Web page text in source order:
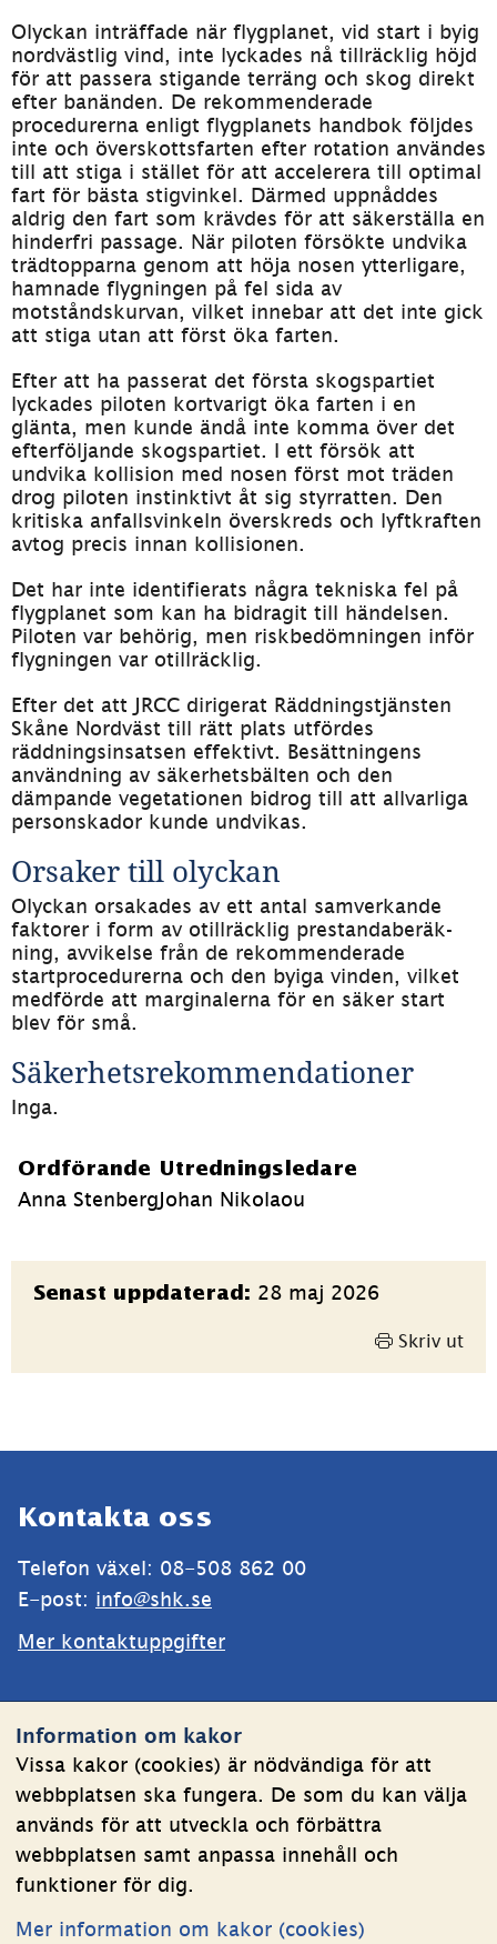
Information om kakor
Vissa kakor (cookies) är nödvändiga för att
webbplatsen ska fungera. De som du kan välja
används för att utveckla och förbättra
webbplatsen samt anpassa innehåll och
funktioner för dig.
Mer information om kakor (cookies)
Olyckan inträffade när flygplanet, vid start i byig
nordvästlig vind, inte lyckades nå tillräcklig höjd
för att passera stigande terräng och skog direkt
efter banänden. De rekommenderade
procedurerna enligt flygplanets handbok följdes
inte och överskottsfarten efter rotation användes
till att stiga i stället för att accelerera till optimal
fart för bästa stigvinkel. Därmed uppnåddes
aldrig den fart som krävdes för att säkerställa en
hinderfri passage. När piloten försökte undvika
trädtopparna genom att höja nosen ytterligare,
hamnade flygningen på fel sida av
motståndskurvan, vilket innebar att det inte gick
att stiga utan att först öka farten.
Efter att ha passerat det första skogspartiet
lyckades piloten kortvarigt öka farten i en
glänta, men kunde ändå inte komma över det
efterföljande skogspartiet. I ett försök att
undvika kollision med nosen först mot träden
drog piloten instinktivt åt sig styrratten. Den
kritiska anfallsvinkeln överskreds och lyftkraften
avtog precis innan kollisionen.
Det har inte identifierats några tekniska fel på
flygplanet som kan ha bidragit till händelsen.
Piloten var behörig, men riskbedömningen inför
flygningen var otillräcklig.
Efter det att JRCC dirigerat Räddningstjänsten
Skåne Nordväst till rätt plats utfördes
räddningsinsatsen effektivt. Besättningens
användning av säkerhetsbälten och den
dämpande vegetationen bidrog till att allvarliga
personskador kunde undvikas.
Orsaker till olyckan
Olyckan orsakades av ett antal samverkande
faktorer i form av otillräcklig prestandaberäk­
ning, avvikelse från de rekommenderade
startprocedurerna och den byiga vinden, vilket
medförde att marginalerna för en säker start
blev för små.
Säkerhetsrekommendationer
Inga.
Ordförande
Anna Stenberg
Utredningsledare
Johan Nikolaou
Sidinformation
Senast uppdaterad: 28 maj 2026
Skriv ut
Kontakta oss
Telefon växel: 08-508 862 00
E-post: info@shk.se
Mer kontaktuppgifter
Om kakor
Behandling av personuppgifter
Tillgänglighetsredogörelse
Följ oss